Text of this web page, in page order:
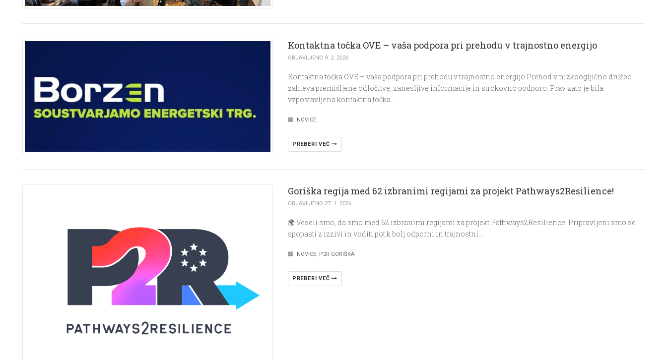
Kontaktna točka OVE – vaša podpora pri prehodu v trajnostno energijo
OBJAVLJENO 9. 2. 2026
Kontaktna točka OVE – vaša podpora pri prehodu v trajnostno energijo Prehod v nizkoogljično družbo
zahteva premišljene odločitve, zanesljive informacije in strokovno podporo. Prav zato je bila
vzpostavljena kontaktna točka…
NOVICE
PREBERI VEČ
Goriška regija med 62 izbranimi regijami za projekt Pathways2Resilience!
OBJAVLJENO 27. 1. 2026
🌍 Veseli smo, da smo med 62 izbranimi regijami za projekt Pathways2Resilience! Pripravljeni smo se
spopasti z izzivi in voditi pot k bolj odporni in trajnostni…
NOVICE, P2R GORIŠKA
PREBERI VEČ